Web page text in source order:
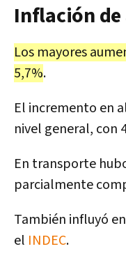
Inflación
Los mayores
5,7%.
El incremento en
nivel general, con
En transporte
parcialmente
También influyó
el INDEC.